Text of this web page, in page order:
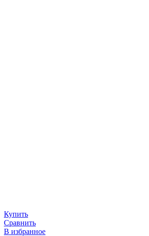
Купить
Сравнить
В избранное